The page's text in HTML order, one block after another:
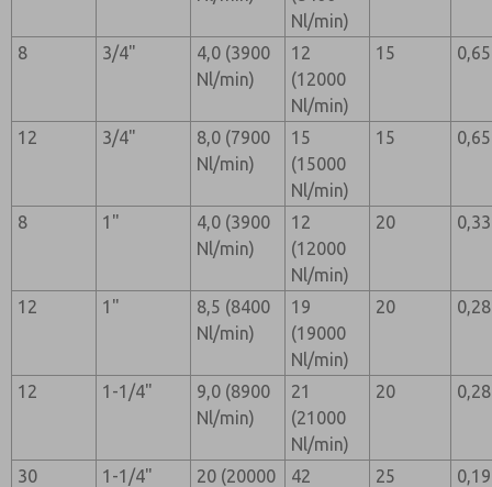
Nl/min)
8 3/4"
4,0 (3900
Nl/min)
12
(12000
Nl/min)
15 0,65
12 3/4"
8,0 (7900
Nl/min)
15
(15000
Nl/min)
15 0,65
8 1"
4,0 (3900
Nl/min)
12
(12000
Nl/min)
20 0,33
12 1"
8,5 (8400
Nl/min)
19
(19000
Nl/min)
20 0,28
12 1-1/4"
9,0 (8900
Nl/min)
21
(21000
Nl/min)
20 0,28
30 1-1/4"
20 (20000
42
25 0,19